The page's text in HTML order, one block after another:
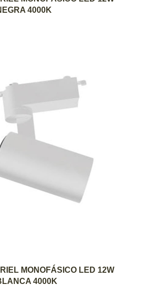
4000K
AGREGAR AL CARRITO
MONOFÁSICO LED 12W
4000K